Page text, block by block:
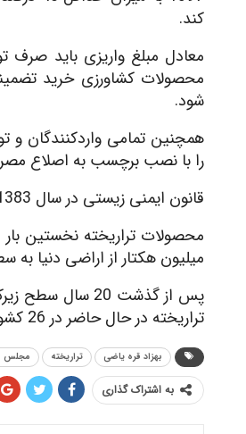
کند.
معادل مبلغ واریزی باید
محصولات کشاورزی خرید
شود.
همچنین تمامی واردکنندگان و
را با نصب برچسب به اصلاع
قانون ایمنی زیستی در سال 1383 به تصویب مجلس شورای اسلامی رسیده است.
میلیون هکتار از اراضی
تراریخته در حال حاضر در 26 کشور تولید می شوند.
بهزاد قره یاضی تراریخته مجلس
به اشتراک گذاری